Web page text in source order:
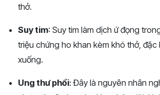
thở.
Suy tim: Suy tim làm dịch ứ đọng
triệu chứng ho khan kèm khó thở, đặc
xuống.
Ung thư phổi: Đây là nguyên nhân